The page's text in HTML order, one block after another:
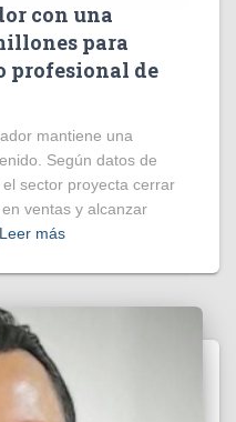
con una
para
profesional de
mantiene una
Según datos de
sector proyecta cerrar
ventas y alcanzar
Leer más